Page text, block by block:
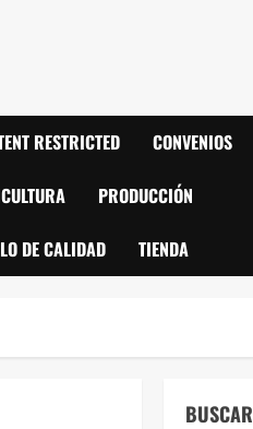
RESTRICTED CONVENIOS
PRODUCCIÓN
DE CALIDAD TIENDA
BUSCAR